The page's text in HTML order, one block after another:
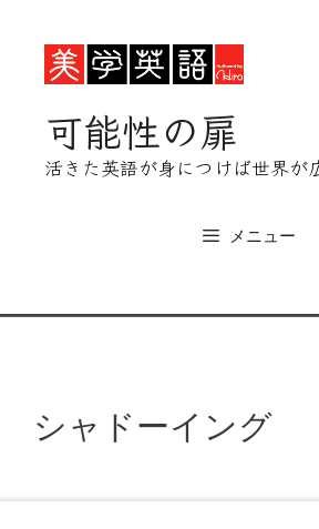
可能性の扉
活きた英語が身につけば世界が
メニュー
シャドーイング